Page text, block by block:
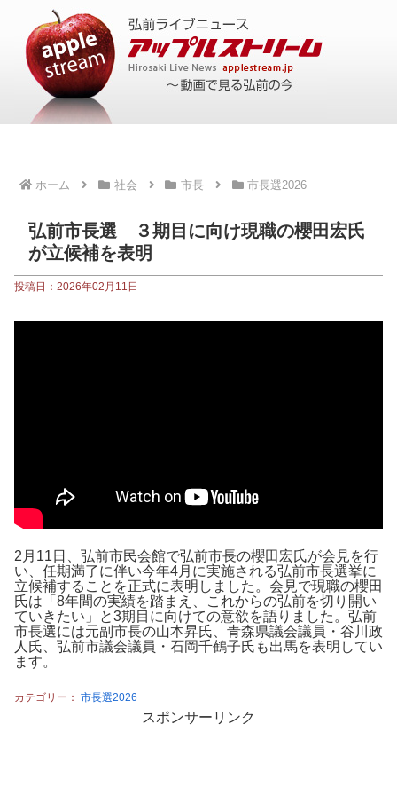
ホーム 社会 市長 市長選2026
弘前市長選 ３期目に向け現職の櫻田宏氏
が立候補を表明
投稿日：2026年02月11日
2月11日、弘前市民会館で弘前市長の櫻田宏氏が会見を行
い、任期満了に伴い今年4月に実施される弘前市長選挙に
立候補することを正式に表明しました。会見で現職の櫻田
氏は「8年間の実績を踏まえ、これからの弘前を切り開い
ていきたい」と3期目に向けての意欲を語りました。弘前
市長選には元副市長の山本昇氏、青森県議会議員・谷川政
人氏、弘前市議会議員・石岡千鶴子氏も出馬を表明してい
ます。
カテゴリー： 市長選2026
スポンサーリンク